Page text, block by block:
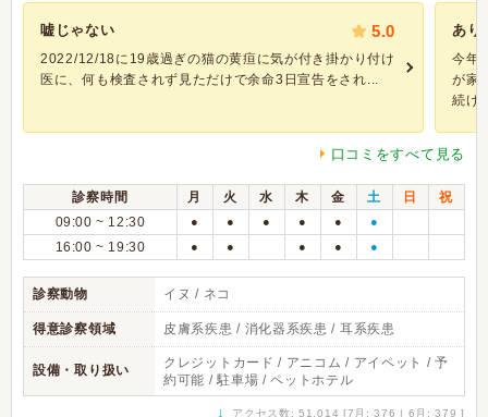
嘘じゃない 5.0
2022/12/18に19歳過ぎの猫の黄疸に気が付き掛かり付け
医に、何も検査されず見ただけで余命3日宣告をされ...
あり
今年
が家
続け
口コミをすべて見る
診察時間 月 火 水 木 金 土 日
祝
09:00 ~ 12:30
● ● ● ● ● ●
16:00 ~ 19:30 ● ● ● ● ●
診察動物 イヌ / ネコ
得意診察領域 皮膚系疾患 / 消化器系疾患 / 耳系疾患
設備・取り扱い
クレジットカード / アニコム / アイペット / 予
約可能 / 駐車場 / ペットホテル
↓ アクセス数: 51,014 [7月: 376 | 6月: 379 ]